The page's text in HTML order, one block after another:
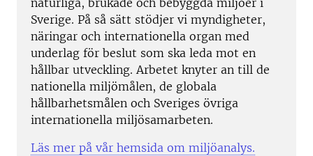
naturliga, brukade och bebyggda miljöer i
Sverige. På så sätt stödjer vi myndigheter,
näringar och interna­tionella organ med
underlag för beslut som ska leda mot en
hållbar utveckling. Arbetet knyter an till de
nationella miljömålen, de globala
hållbarhetsmålen och Sveriges övriga
internationella miljösamarbeten.
Läs mer på vår hemsida om miljöanalys.